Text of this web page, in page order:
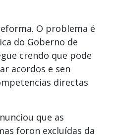
O problema é
do Goberno de
crendo que pode
acordos e sen
directas
que as
foron excluídas da